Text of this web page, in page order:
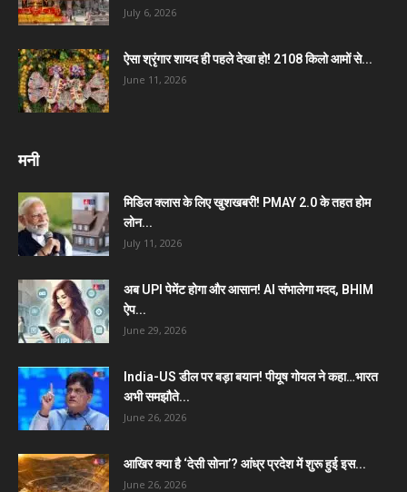
July 6, 2026
ऐसा श्रृंगार शायद ही पहले देखा हो! 2108 किलो आमों से...
June 11, 2026
मनी
मिडिल क्लास के लिए खुशखबरी! PMAY 2.0 के तहत होम
लोन...
July 11, 2026
अब UPI पेमेंट होगा और आसान! AI संभालेगा मदद, BHIM
ऐप...
June 29, 2026
India-US डील पर बड़ा बयान! पीयूष गोयल ने कहा…भारत
अभी समझौते...
June 26, 2026
आखिर क्या है ‘देसी सोना’? आंध्र प्रदेश में शुरू हुई इस...
June 26, 2026